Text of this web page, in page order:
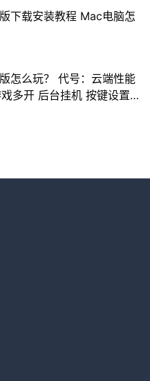
下载安装教程 Mac电脑怎
怎么玩？ 代号：云端性能
多开 后台挂机 按键设置